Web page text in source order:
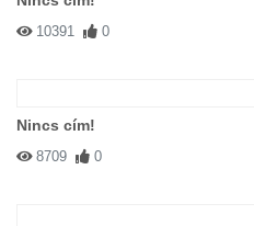
10391 0
Nincs cím!
8709 0